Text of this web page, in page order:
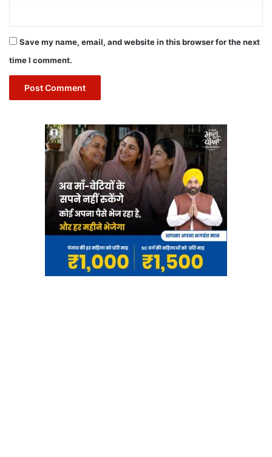
Save my name, email, and website in this browser for the next
time I comment.